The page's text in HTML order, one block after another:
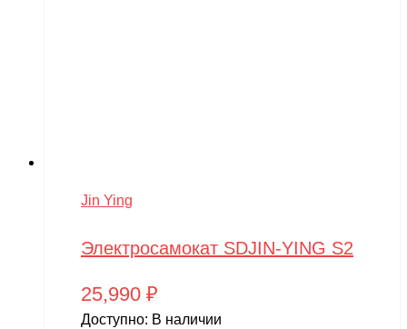
Jin Ying
Электросамокат SDJIN-YING S2
25,990 ₽
Доступно: В наличии